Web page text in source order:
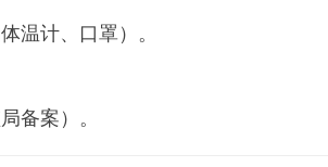
体温计、口罩）。
备案）。